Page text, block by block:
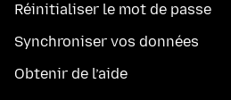
Réinitialiser le mot de passe
Synchroniser vos données
Obtenir de l’aide